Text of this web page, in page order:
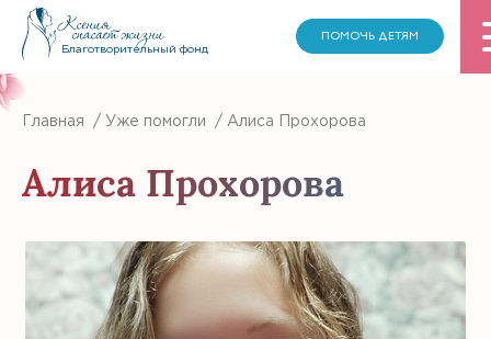
Благотворительный фонд
ПОМОЧЬ ДЕТЯМ
Главная / Уже помогли / Алиса Прохорова
Алиса Прохорова